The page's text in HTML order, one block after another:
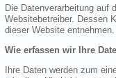
Die Datenverarbeitung auf
Websitebetreiber. Dessen
dieser Website entnehmen.
Wie erfassen wir Ihre
Ihre Daten werden zum